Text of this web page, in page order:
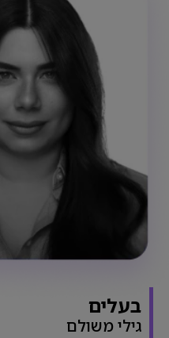
בעלים
גילי משולם